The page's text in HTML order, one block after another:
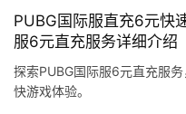
PUBG国际服直充6元快
服6元直充服务详细介绍
探索PUBG国际服6元直充服
快游戏体验。